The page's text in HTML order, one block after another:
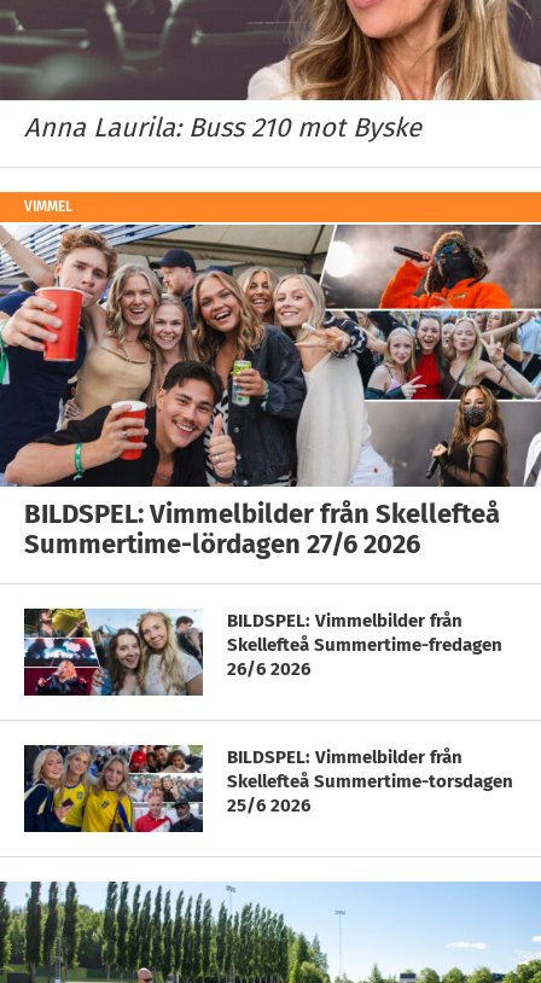
Anna Laurila: Buss 210 mot Byske
VIMMEL
BILDSPEL: Vimmelbilder från Skellefteå
Summertime-lördagen 27/6 2026
BILDSPEL: Vimmelbilder från
Skellefteå Summertime-fredagen
26/6 2026
BILDSPEL: Vimmelbilder från
Skellefteå Summertime-torsdagen
25/6 2026